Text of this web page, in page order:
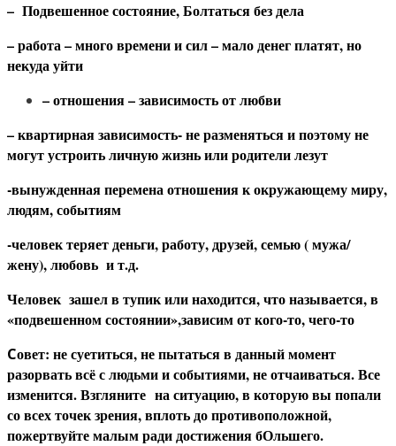
– Подвешенное состояние, Болтаться без дела
– работа – много времени и сил – мало денег платят, но
некуда уйти
– отношения – зависимость от любви
– квартирная зависимость- не разменяться и поэтому не
могут устроить личную жизнь или родители лезут
-вынужденная перемена отношения к окружающему миру,
людям, событиям
-человек теряет деньги, работу, друзей, семью ( мужа/
жену), любовь и т.д.
Человек зашел в тупик или находится, что называется, в
«подвешенном состоянии»,зависим от кого-то, чего-то
Совет: не суетиться, не пытаться в данный момент
разорвать всё с людьми и событиями, не отчаиваться. Все
изменится. Взгляните на ситуацию, в которую вы попали
со всех точек зрения, вплоть до противоположной,
пожертвуйте малым ради достижения бОльшего.